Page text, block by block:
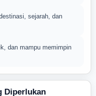
sejarah, dan
dan mampu memimpin
Diperlukan